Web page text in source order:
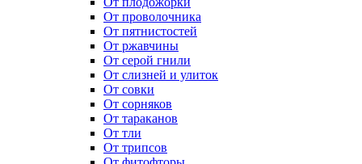
От проволочника
От пятнистостей
От ржавчины
От серой гнили
От слизней и улиток
От совки
От сорняков
От тараканов
От тли
От трипсов